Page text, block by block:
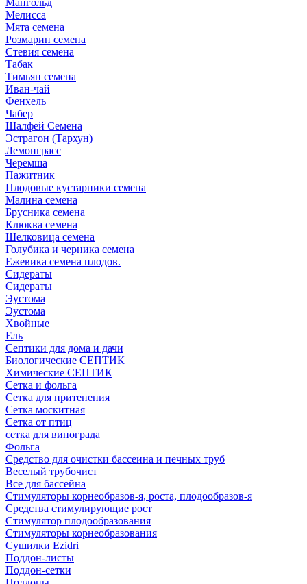
Мангольд
Мелисса
Мята семена
Розмарин семена
Стевия семена
Табак
Тимьян семена
Иван-чай
Фенхель
Чабер
Шалфей Семена
Эстрагон (Тархун)
Лемонграсс
Черемша
Пажитник
Плодовые кустарники семена
Малина семена
Брусника семена
Клюква семена
Шелковица семена
Голубика и черника семена
Ежевика семена плодов.
Сидераты
Сидераты
Эустома
Эустома
Хвойные
Ель
Септики для дома и дачи
Биологические СЕПТИК
Химические СЕПТИК
Сетка и фольга
Сетка для притенения
Сетка москитная
Сетка от птиц
сетка для винограда
Фольга
Средство для очистки бассеина и печных труб
Веселый трубочист
Все для бассейна
Стимуляторы корнеобразов-я, роста, плодообразов-я
Средства стимулирующие рост
Стимулятор плодообразования
Стимуляторы корнеобразования
Сушилки Ezidri
Поддон-листы
Поддон-сетки